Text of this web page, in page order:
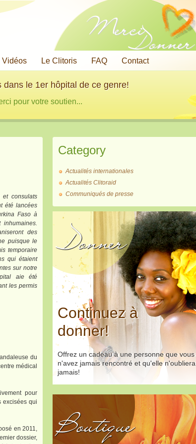
MerciDonner
Vidéos Le Clitoris FAQ Contact
le 1er hôpital de ce genre!
pour votre soutien...
consulats
été lancées
Faso à
inhumaines.
des
puisque le
temporaire
qui étaient
sur notre
aie été
les permis
du
médical
pour
excisées qui
en 2011,
dossier,
Category
Actualités internationales
Actualités Clitoraid
Communiqués de presse
Donner
Continuez à
donner!
Offrez un cadeau à une personne que vous
n'avez jamais rencontré et qu'elle n'oubliera
jamais!
Boutique